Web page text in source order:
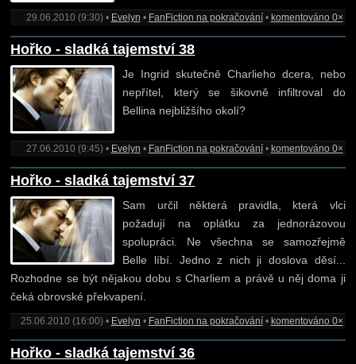
29.06.2010 (9:30) • Evelyn • FanFiction na pokračování• komentováno 0×
Hořko - sladká tajemství 38
Je Ingrid skutečně Charlieho dcera, nebo
nepřítel, který se šikovně infiltroval do
Bellina nejbližšího okolí?
27.06.2010 (9:45) • Evelyn • FanFiction na pokračování• komentováno 0×
Hořko - sladká tajemství 37
Sam určil některá pravidla, která vlci
požadují na oplátku za jednorázovou
spolupráci. Ne všechna se samozřejmě
Belle líbí. Jedno z nich ji doslova děsí...
Rozhodne se být nějakou dobu s Charliem a právě u něj doma ji
čeká obrovské překvapení.
25.06.2010 (16:00) • Evelyn • FanFiction na pokračování• komentováno 0×
Hořko - sladká tajemství 36